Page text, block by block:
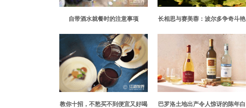
自带酒水就餐时的注意事项
长相思与赛美蓉：波尔多争奇斗艳
教你十招，不愁买不到便宜又好喝
巴罗洛土地出产令人惊讶的陈年白